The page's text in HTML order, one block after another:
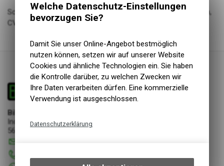
Schlauch, STANDARD, 29x1.90-2.35 (48/57-622) Presta 48mm,
CV657471
Bike & Dive GmbH
Industriestrasse 17
5644 Auw
Welche Datenschutz-Einstellungen
bevorzugen Sie?
Damit Sie unser Online-Angebot bestmöglich
nutzen können, setzen wir auf unserer Website
Cookies und ähnliche Technologien ein. Sie haben
die Kontrolle darüber, zu welchen Zwecken wir
Ihre Daten verarbeiten dürfen. Eine kommerzielle
Verwendung ist ausgeschlossen.
Datenschutzerklärung
bestimmte Interaktionen und